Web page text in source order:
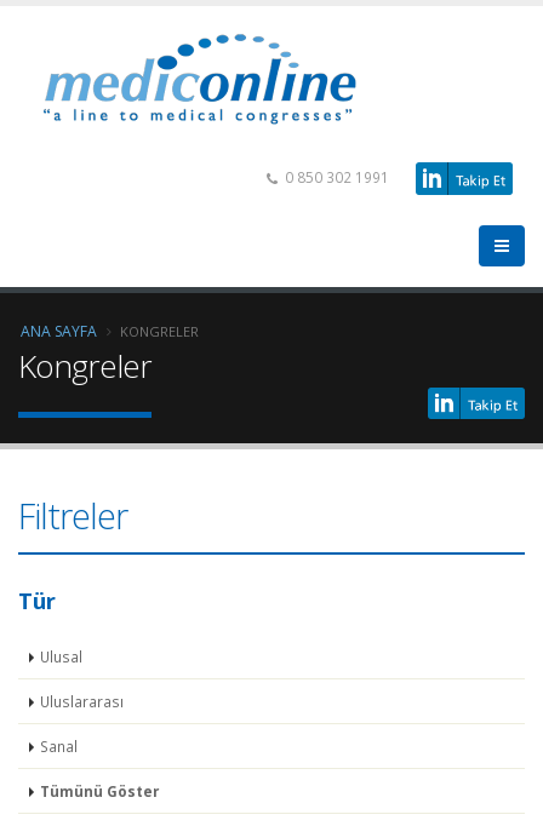
0 850 302 1991
ANA SAYFA KONGRELER
Kongreler
Filtreler
Tür
Ulusal
Uluslararası
Sanal
Tümünü Göster